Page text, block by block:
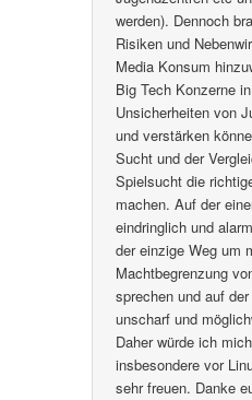
werden). Dennoch
Risiken und
Media Konsum
Big Tech Konzerne
Unsicherheiten von
und verstärken
Sucht und der
Spielsucht die
machen. Auf der
eindringlich und
der einzige Weg um
Machtbegrenzung
sprechen und auf
unscharf und
Daher würde ich
insbesondere vor
sehr freuen. Danke